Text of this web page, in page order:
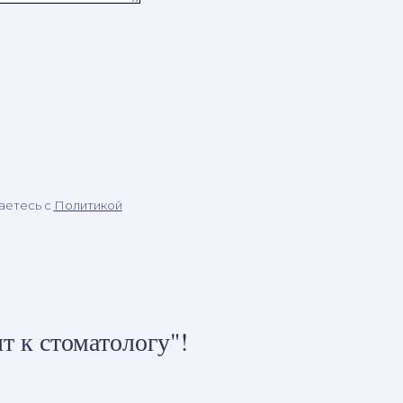
c Политикой
к стоматологу"!